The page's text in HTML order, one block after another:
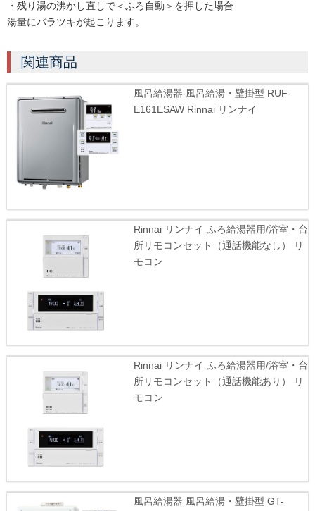
・残り湯の沸かし直しで＜ふろ自動＞を押した場合
湯量にバラツキが起こります。
関連商品
風呂給湯器 風呂給湯・壁掛型 RUF-
E161ESAW Rinnai リンナイ
Rinnai リンナイ ふろ給湯器用/浴室・台
所リモコンセット（通話機能なし） リ
モコン
Rinnai リンナイ ふろ給湯器用/浴室・台
所リモコンセット（通話機能あり） リ
モコン
風呂給湯器 風呂給湯・壁掛型 GT-